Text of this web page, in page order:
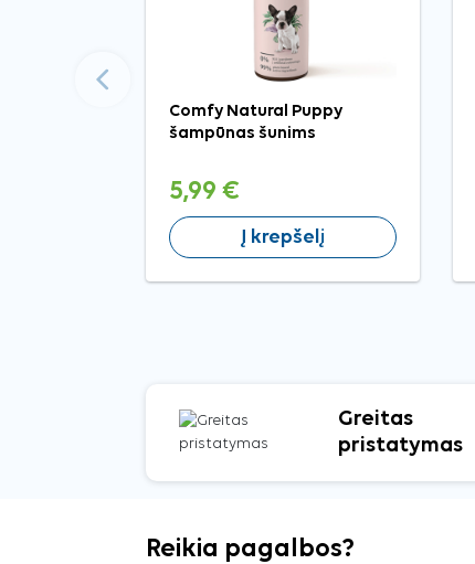
Comfy Natural Puppy
šampūnas šunims
5,99 €
Į krepšelį
Greitas
pristatymas
Reikia pagalbos?